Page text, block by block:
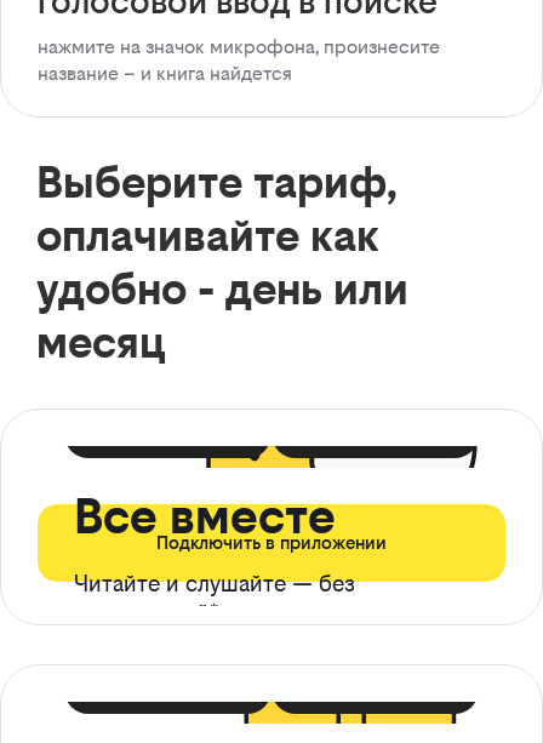
нажмите на значок микрофона, произнесите
название – и книга найдется
Выберите тариф,
оплачивайте как
удобно - день или
месяц
Все вместе
Читайте и слушайте — без
ограничений*
Подключить в приложении